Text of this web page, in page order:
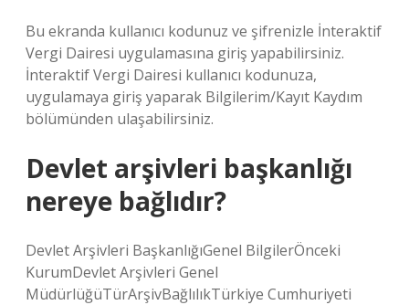
Bu ekranda kullanıcı kodunuz ve şifrenizle İnteraktif
Vergi Dairesi uygulamasına giriş yapabilirsiniz.
İnteraktif Vergi Dairesi kullanıcı kodunuza,
uygulamaya giriş yaparak Bilgilerim/Kayıt Kaydım
bölümünden ulaşabilirsiniz.
Devlet arşivleri başkanlığı
nereye bağlıdır?
Devlet Arşivleri BaşkanlığıGenel BilgilerÖnceki
KurumDevlet Arşivleri Genel
MüdürlüğüTürArşivBağlılıkTürkiye Cumhuriyeti